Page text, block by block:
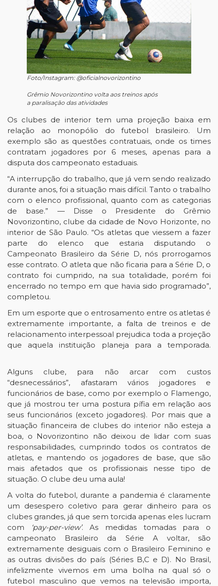
Foto/Instagram: @oficialnovorizontino
Grêmio Novorizontino volta aos treinos após
a paralisação das atividades
Os clubes de interior tem uma projeção baixa em
relação ao monopólio do futebol brasileiro. Um
exemplo são as questões contratuais, onde os times
contratam jogadores por 6 meses, apenas para a
disputa dos campeonato estaduais.
“A interrupção do trabalho, que já vem sendo realizado
durante anos, foi a situação mais difícil. Tanto o trabalho
com o elenco profissional, quanto com as categorias
de base.” — Disse o Presidente do Grêmio
Novorizontino, clube da cidade de Novo Horizonte, no
interior de São Paulo. “Os atletas que viessem a fazer
parte do elenco que estaria disputando o
Campeonato Brasileiro da Série D, nós prorrogamos
esse contrato. O atleta que não ficaria para a Série D, o
contrato foi cumprido, na sua totalidade, porém foi
encerrado no tempo em que havia sido programado”,
completou.
Em um esporte que o entrosamento entre os atletas é
extremamente importante, a falta de treinos e de
relacionamento interpessoal prejudica toda a projeção
que aquela instituição planeja para a temporada.
Alguns clube, para não arcar com custos
“desnecessários”, afastaram vários jogadores e
funcionários de base, como por exemplo o Flamengo,
que já mostrou ter uma postura pífia em relação aos
seus funcionários (exceto jogadores). Por mais que a
situação financeira de clubes do interior não esteja a
boa, o Novorizontino não deixou de lidar com suas
responsabilidades, cumprindo todos os contratos de
atletas, e mantendo os jogadores de base, que são
mais afetados que os profissionais nesse tipo de
situação. O clube deu uma aula!
A volta do futebol, durante a pandemia é claramente
um desespero coletivo para gerar dinheiro para os
clubes grandes, já que sem torcida apenas eles lucram
com
‘pay-per-view’. As medidas tomadas para o
campeonato Brasileiro da Série A voltar, são
extremamente desiguais com o Brasileiro Feminino e
as outras divisões do país (Séries B,C e D). No Brasil,
infelizmente vivemos em uma bolha na qual só o
futebol masculino que vemos na televisão importa,